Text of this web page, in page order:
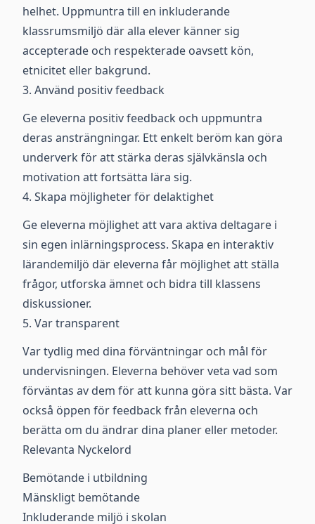
helhet. Uppmuntra till en inkluderande
klassrumsmiljö där alla elever känner sig
accepterade och respekterade oavsett kön,
etnicitet eller bakgrund.
3. Använd positiv feedback
Ge eleverna positiv feedback och uppmuntra
deras ansträngningar. Ett enkelt beröm kan göra
underverk för att stärka deras självkänsla och
motivation att fortsätta lära sig.
4. Skapa möjligheter för delaktighet
Ge eleverna möjlighet att vara aktiva deltagare i
sin egen inlärningsprocess. Skapa en interaktiv
lärandemiljö där eleverna får möjlighet att ställa
frågor, utforska ämnet och bidra till klassens
diskussioner.
5. Var transparent
Var tydlig med dina förväntningar och mål för
undervisningen. Eleverna behöver veta vad som
förväntas av dem för att kunna göra sitt bästa. Var
också öppen för feedback från eleverna och
berätta om du ändrar dina planer eller metoder.
Relevanta Nyckelord
Bemötande i utbildning
Mänskligt bemötande
Inkluderande miljö i skolan